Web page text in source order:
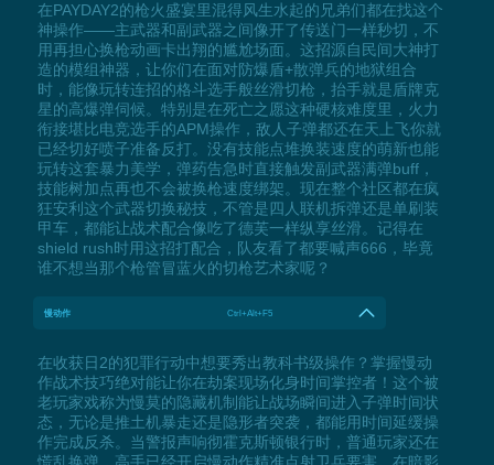
在PAYDAY2的枪火盛宴里混得风生水起的兄弟们都在找这个
神操作——主武器和副武器之间像开了传送门一样秒切，不
用再担心换枪动画卡出翔的尴尬场面。这招源自民间大神打
造的模组神器，让你们在面对防爆盾+散弹兵的地狱组合
时，能像玩转连招的格斗选手般丝滑切枪，抬手就是盾牌克
星的高爆弹伺候。特别是在死亡之愿这种硬核难度里，火力
衔接堪比电竞选手的APM操作，敌人子弹都还在天上飞你就
已经切好喷子准备反打。没有技能点堆换装速度的萌新也能
玩转这套暴力美学，弹药告急时直接触发副武器满弹buff，
技能树加点再也不会被换枪速度绑架。现在整个社区都在疯
狂安利这个武器切换秘技，不管是四人联机拆弹还是单刷装
甲车，都能让战术配合像吃了德芙一样纵享丝滑。记得在
shield rush时用这招打配合，队友看了都要喊声666，毕竟
谁不想当那个枪管冒蓝火的切枪艺术家呢？
慢动作 Ctrl+Alt+F5
在收获日2的犯罪行动中想要秀出教科书级操作？掌握慢动
作战术技巧绝对能让你在劫案现场化身时间掌控者！这个被
老玩家戏称为慢莫的隐藏机制能让战场瞬间进入子弹时间状
态，无论是推土机暴走还是隐形者突袭，都能用时间延缓操
作完成反杀。当警报声响彻霍克斯顿银行时，普通玩家还在